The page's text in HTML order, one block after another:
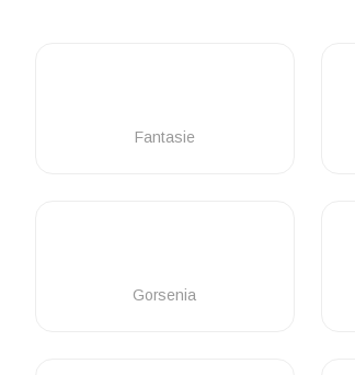
Fantasie
Gorsenia